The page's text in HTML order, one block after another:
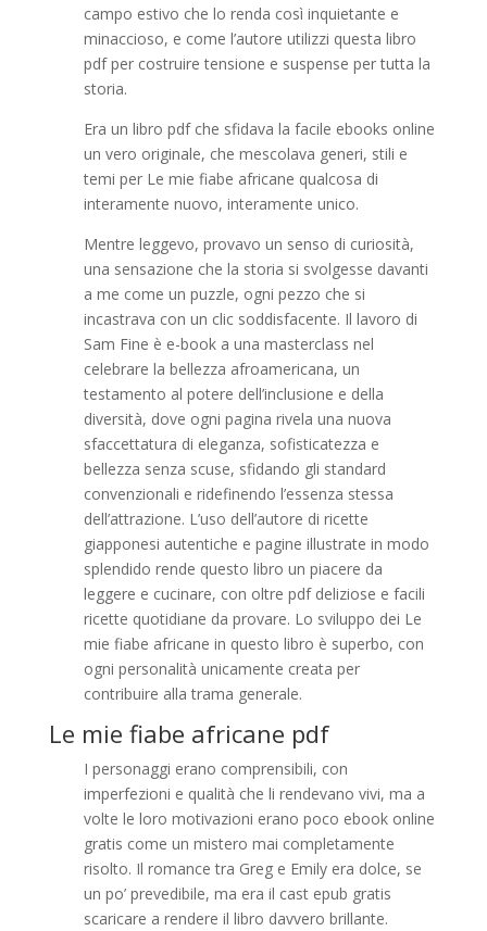
campo estivo che lo renda così inquietante e
minaccioso, e come l’autore utilizzi questa libro
pdf per costruire tensione e suspense per tutta la
storia.
Era un libro pdf che sfidava la facile ebooks online
un vero originale, che mescolava generi, stili e
temi per Le mie fiabe africane qualcosa di
interamente nuovo, interamente unico.
Mentre leggevo, provavo un senso di curiosità,
una sensazione che la storia si svolgesse davanti
a me come un puzzle, ogni pezzo che si
incastrava con un clic soddisfacente. Il lavoro di
Sam Fine è e-book a una masterclass nel
celebrare la bellezza afroamericana, un
testamento al potere dell’inclusione e della
diversità, dove ogni pagina rivela una nuova
sfaccettatura di eleganza, sofisticatezza e
bellezza senza scuse, sfidando gli standard
convenzionali e ridefinendo l’essenza stessa
dell’attrazione. L’uso dell’autore di ricette
giapponesi autentiche e pagine illustrate in modo
splendido rende questo libro un piacere da
leggere e cucinare, con oltre pdf deliziose e facili
ricette quotidiane da provare. Lo sviluppo dei Le
mie fiabe africane in questo libro è superbo, con
ogni personalità unicamente creata per
contribuire alla trama generale.
Le mie fiabe africane pdf
I personaggi erano comprensibili, con
imperfezioni e qualità che li rendevano vivi, ma a
volte le loro motivazioni erano poco ebook online
gratis come un mistero mai completamente
risolto. Il romance tra Greg e Emily era dolce, se
un po’ prevedibile, ma era il cast epub gratis
scaricare a rendere il libro davvero brillante.